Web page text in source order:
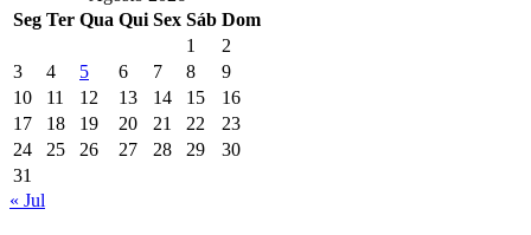
Seg Ter Qua Qui Sex Sáb Dom
1
2
3
4 5 6 7 8
9
10
11 12 13 14 15
16
17
18 19 20 21 22
23
24
25 26 27 28 29
30
31
« Jul